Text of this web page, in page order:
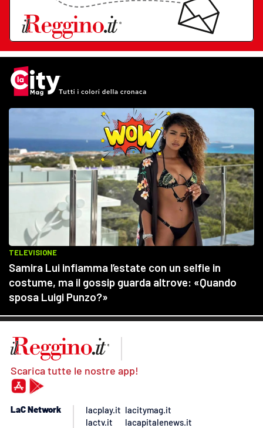
Scarica tutte le nostre app!
LaC Network
lacplay.it
lactv.it
lacitymag.it
lacapitalenews.it